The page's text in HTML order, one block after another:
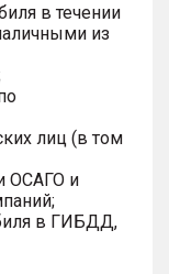
в течении
из
лиц (в том
ОСАГО и
в ГИБДД,